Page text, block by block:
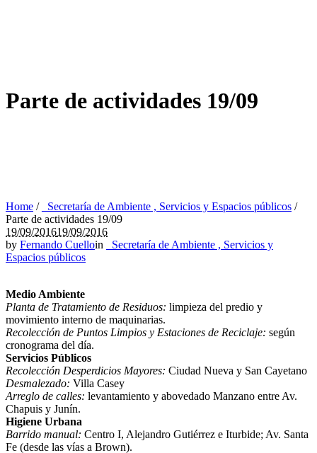
Parte de actividades 19/09
Home / _Secretaría de Ambiente , Servicios y Espacios públicos /
Parte de actividades 19/09
19/09/201619/09/2016
by Fernando Cuelloin
_Secretaría de Ambiente , Servicios y
Espacios públicos
Medio Ambiente
Planta de Tratamiento de Residuos: limpieza del predio y
movimiento interno de maquinarias.
Recolección de Puntos Limpios y Estaciones de Reciclaje: según
cronograma del día.
Servicios Públicos
Recolección Desperdicios Mayores: Ciudad Nueva y San Cayetano
Desmalezado: Villa Casey
Arreglo de calles: levantamiento y abovedado Manzano entre Av.
Chapuis y Junín.
Higiene Urbana
Barrido manual: Centro I, Alejandro Gutiérrez e Iturbide; Av. Santa
Fe (desde las vías a Brown).